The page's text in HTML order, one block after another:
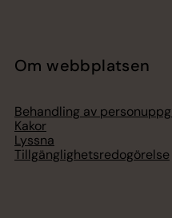
Om webbplatsen
Behandling av
Kakor
Lyssna
Tillgänglighetsredogörelse